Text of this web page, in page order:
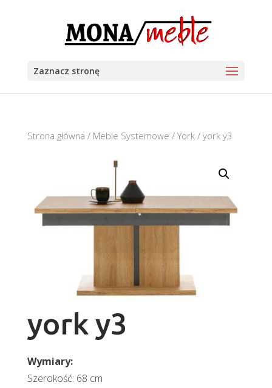
Zaznacz stronę
Strona główna / Meble Systemowe / York/ york y3
york y3
Wymiary:
Szerokość: 68 cm